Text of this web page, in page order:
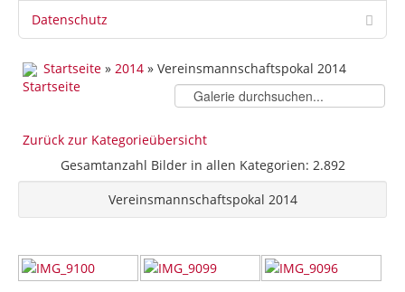
Datenschutz
Startseite » 2014 » Vereinsmannschaftspokal 2014
Zurück zur Kategorieübersicht
Gesamtanzahl Bilder in allen Kategorien: 2.892
Vereinsmannschaftspokal 2014